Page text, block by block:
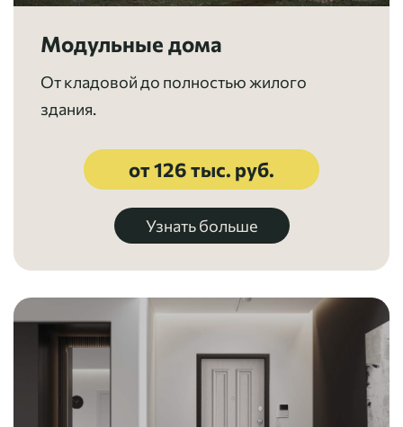
Модульные дома
От кладовой до полностью жилого
здания.
от 126 тыс. руб.
Узнать больше